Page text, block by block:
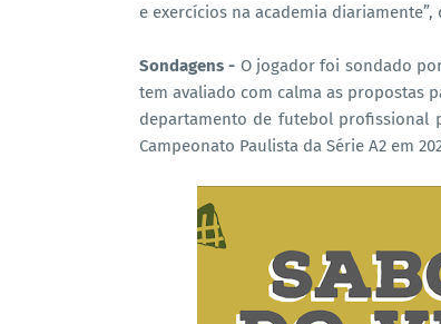
e exercícios na academia
Sondagens - O jogador foi sondado
tem avaliado com calma as propostas
departamento de futebol profissional
Campeonato Paulista da Série A2 em